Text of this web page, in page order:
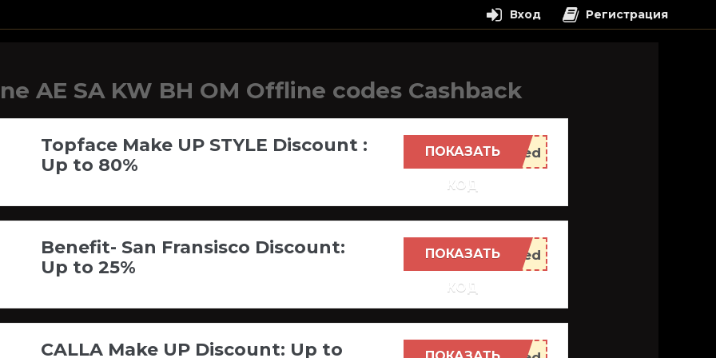
AE SA KW BH OM Offline codes Cashback
Topface Make UP STYLE Discount :
Up to 80%
ПОКАЗАТЬ
КОД
Benefit- San Fransisco Discount:
Up to 25%
ПОКАЗАТЬ
КОД
CALLA Make UP Discount: Up to
Вход Регистрация